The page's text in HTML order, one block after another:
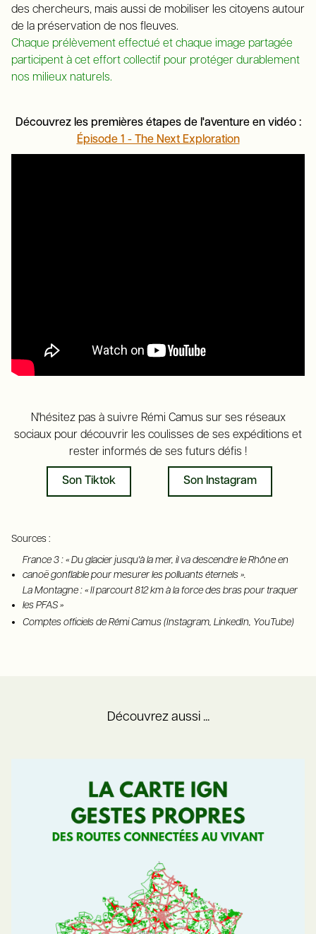
des chercheurs, mais aussi de mobiliser les citoyens autour
de la préservation de nos fleuves.
Chaque prélèvement effectué et chaque image partagée
participent à cet effort collectif pour protéger durablement
nos milieux naturels.
Découvrez les premières étapes de l'aventure en vidéo :
Épisode 1 - The Next Exploration
N'hésitez pas à suivre Rémi Camus sur ses réseaux
sociaux pour découvrir les coulisses de ses expéditions et
rester informés de ses futurs défis !
Son Tiktok Son Instagram
Sources :
France 3 : « Du glacier jusqu'à la mer, il va descendre le Rhône en
canoë gonflable pour mesurer les polluants éternels ».
La Montagne : « Il parcourt 812 km à la force des bras pour traquer
les PFAS »
Comptes officiels de Rémi Camus (Instagram, LinkedIn, YouTube)
Découvrez aussi ...